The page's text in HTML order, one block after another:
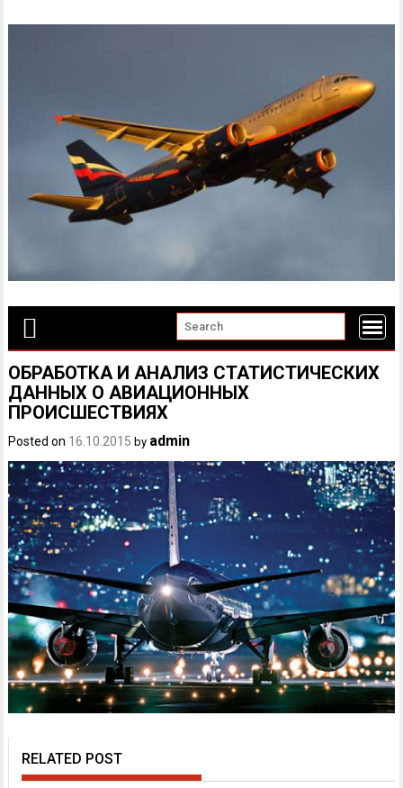
ОБРАБОТКА И АНАЛИЗ СТАТИСТИЧЕСКИХ
ДАННЫХ О АВИАЦИОННЫХ
ПРОИСШЕСТВИЯХ
Posted on 16.10.2015 by admin
RELATED POST